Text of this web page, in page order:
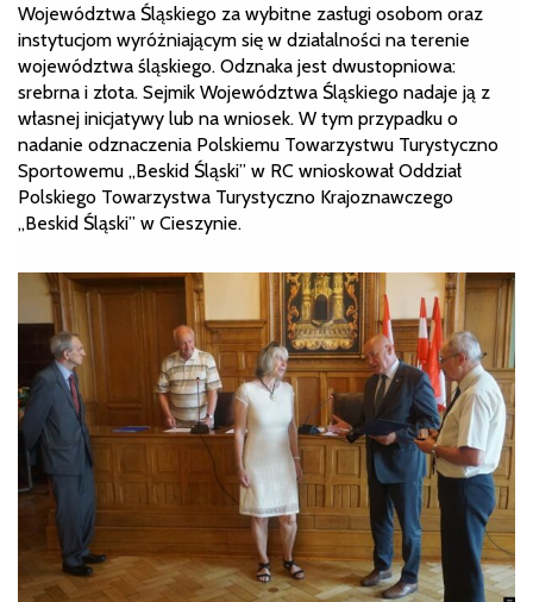
Województwa Śląskiego za wybitne zasługi osobom oraz
instytucjom wyróżniającym się w działalności na terenie
województwa śląskiego. Odznaka jest dwustopniowa:
srebrna i złota. Sejmik Województwa Śląskiego nadaje ją z
własnej inicjatywy lub na wniosek. W tym przypadku o
nadanie odznaczenia Polskiemu Towarzystwu Turystyczno
Sportowemu „Beskid Śląski” w RC wnioskował Oddział
Polskiego Towarzystwa Turystyczno Krajoznawczego
„Beskid Śląski” w Cieszynie.